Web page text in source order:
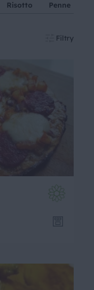
Risotto Penne
Filtry